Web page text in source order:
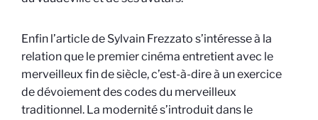
Enfin l’article de Sylvain Frezzato s’intéresse à la
relation que le premier cinéma entretient avec le
merveilleux fin de siècle, c’est-à-dire à un exercice
de dévoiement des codes du merveilleux
traditionnel. La modernité s’introduit dans le